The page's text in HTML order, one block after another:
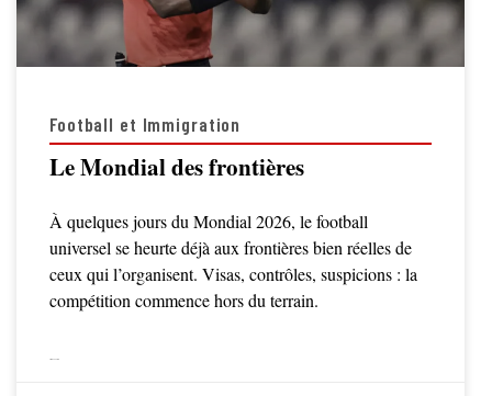
Football et Immigration
Le Mondial des frontières
À quelques jours du Mondial 2026, le football
universel se heurte déjà aux frontières bien réelles de
ceux qui l’organisent. Visas, contrôles, suspicions : la
compétition commence hors du terrain.